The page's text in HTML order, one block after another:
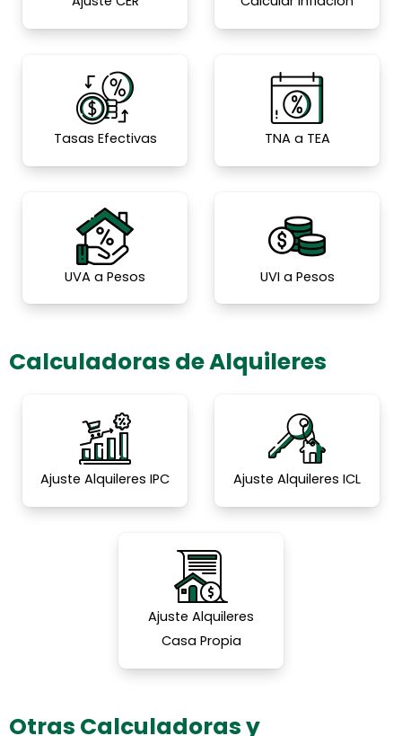
Tasas Efectivas TNA a TEA
UVA a Pesos UVI a Pesos
Calculadoras de Alquileres
Ajuste Alquileres IPC Ajuste Alquileres ICL
Ajuste Alquileres
Casa Propia
Otras Calculadoras y